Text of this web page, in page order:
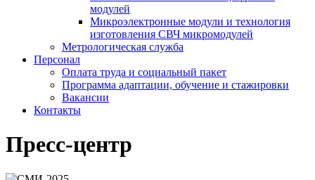
модулей
Микроэлектронные модули и технология
изготовления СВЧ микромодулей
Метрологическая служба
Персонал
Оплата труда и социальный пакет
Программа адаптации, обучение и стажировки
Вакансии
Контакты
Пресс-центр